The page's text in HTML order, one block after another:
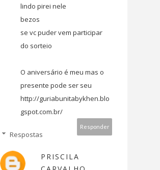
lindo pirei nele
bezos
se vc puder vem participar
do sorteio
O aniversário é meu mas o
presente pode ser seu
http://guriabunitabykhen.blo
gspot.com.br/
Responder
Respostas
PRISCILA